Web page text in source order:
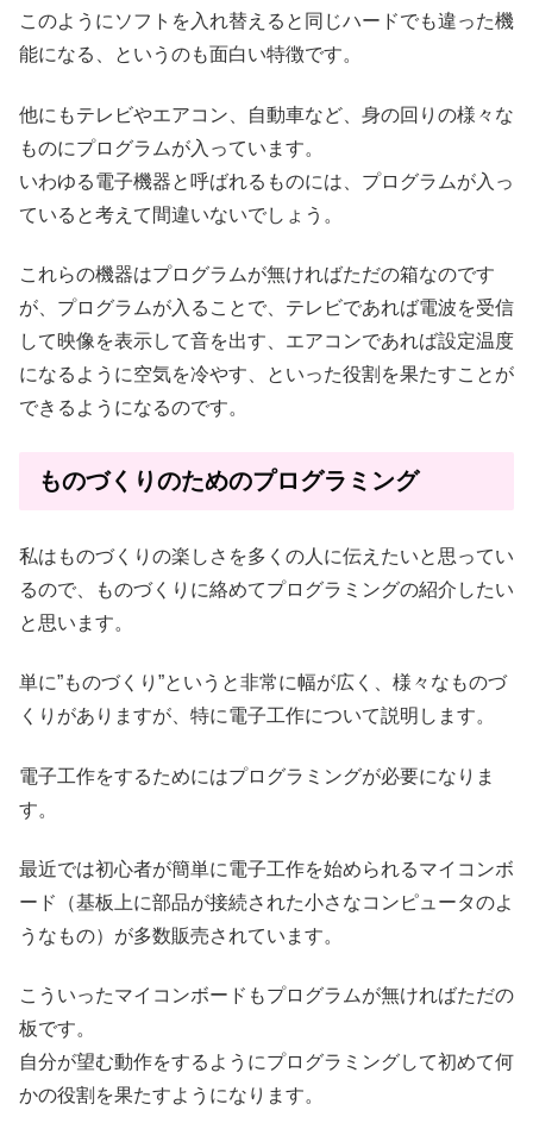
このようにソフトを入れ替えると同じハードでも違った機
能になる、というのも面白い特徴です。
他にもテレビやエアコン、自動車など、身の回りの様々な
ものにプログラムが入っています。
いわゆる電子機器と呼ばれるものには、プログラムが入っ
ていると考えて間違いないでしょう。
これらの機器はプログラムが無ければただの箱なのです
が、プログラムが入ることで、テレビであれば電波を受信
して映像を表示して音を出す、エアコンであれば設定温度
になるように空気を冷やす、といった役割を果たすことが
できるようになるのです。
ものづくりのためのプログラミング
私はものづくりの楽しさを多くの人に伝えたいと思ってい
るので、ものづくりに絡めてプログラミングの紹介したい
と思います。
単に”ものづくり”というと非常に幅が広く、様々なものづ
くりがありますが、特に電子工作について説明します。
電子工作をするためにはプログラミングが必要になりま
す。
最近では初心者が簡単に電子工作を始められるマイコンボ
ード（基板上に部品が接続された小さなコンピュータのよ
うなもの）が多数販売されています。
こういったマイコンボードもプログラムが無ければただの
板です。
自分が望む動作をするようにプログラミングして初めて何
かの役割を果たすようになります。